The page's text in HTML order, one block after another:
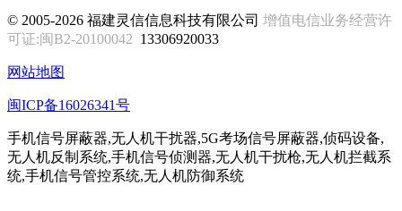
© 2005-2026 福建灵信信息科技有限公司 增值电信业务经营许
可证:闽B2-20100042 13306920033
网站地图
闽ICP备16026341号
手机信号屏蔽器,无人机干扰器,5G考场信号屏蔽器,侦码设备,
无人机反制系统,手机信号侦测器,无人机干扰枪,无人机拦截系
统,手机信号管控系统,无人机防御系统